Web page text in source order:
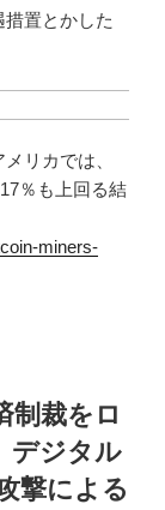
置とかした
リカでは、
％も上回る結
miners-
制裁をロ
デジタル
撃による